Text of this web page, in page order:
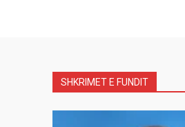
SHKRIMET E FUNDIT